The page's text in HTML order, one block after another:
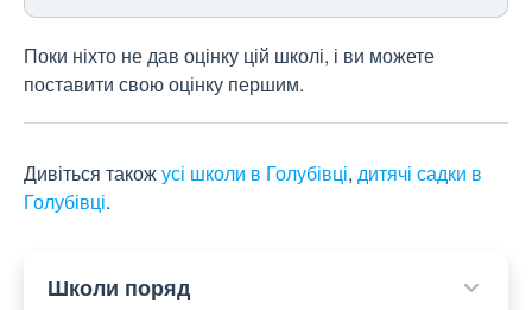
Поки ніхто не дав оцінку цій школі, і ви можете
поставити свою оцінку першим.
Дивіться такожусі школи в Голубівці, дитячі садки в
Голубівці.
Школи поряд